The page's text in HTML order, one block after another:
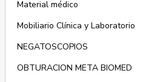
Material médico
Mobiliario Clínica y Laboratorio
NEGATOSCOPIOS
OBTURACION META BIOMED